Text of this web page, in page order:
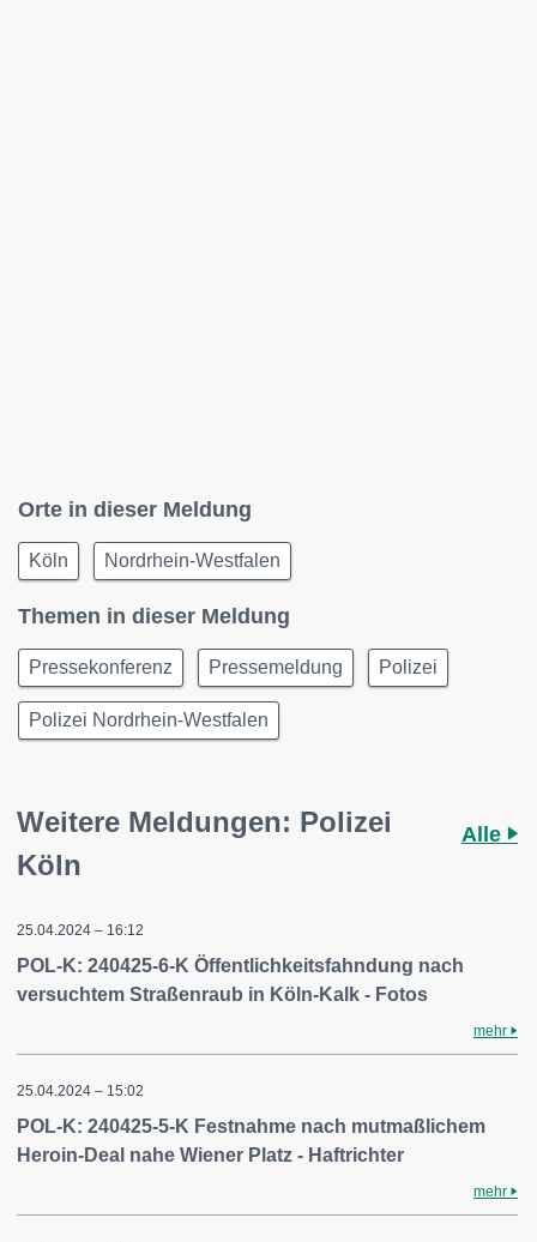
Orte in dieser Meldung
Köln Nordrhein-Westfalen
Themen in dieser Meldung
Pressekonferenz Pressemeldung Polizei
Polizei Nordrhein-Westfalen
Weitere Meldungen: Polizei
Köln
Alle
25.04.2024 – 16:12
POL-K: 240425-6-K Öffentlichkeitsfahndung nach
versuchtem Straßenraub in Köln-Kalk - Fotos
mehr
25.04.2024 – 15:02
POL-K: 240425-5-K Festnahme nach mutmaßlichem
Heroin-Deal nahe Wiener Platz - Haftrichter
mehr